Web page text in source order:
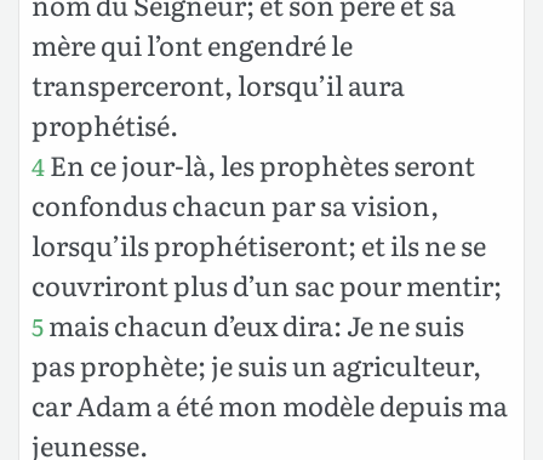
mère qui l’ont engendré le
transperceront, lorsqu’il aura
prophétisé.
4En ce jour-là, les prophètes seront
confondus chacun par sa vision,
lorsqu’ils prophétiseront; et ils ne se
couvriront plus d’un sac pour mentir;
5mais chacun d’eux dira: Je ne suis
pas prophète; je suis un agriculteur,
car Adam a été mon modèle depuis ma
jeunesse.